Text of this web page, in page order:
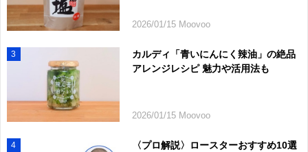
2026/01/15 Moovoo
3
カルディ「青いにんにく辣油」の絶品
アレンジレシピ 魅力や活用法も
2026/01/15 Moovoo
4 〈プロ解説〉ロースターおすすめ10選